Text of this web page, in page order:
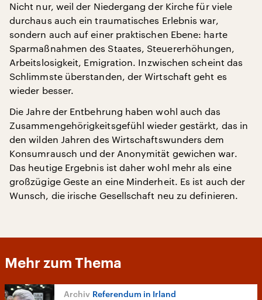
Nicht nur, weil der Niedergang der Kirche für viele
durchaus auch ein traumatisches Erlebnis war,
sondern auch auf einer praktischen Ebene: harte
Sparmaßnahmen des Staates, Steuererhöhungen,
Arbeitslosigkeit, Emigration. Inzwischen scheint das
Schlimmste überstanden, der Wirtschaft geht es
wieder besser.
Die Jahre der Entbehrung haben wohl auch das
Zusammengehörigkeitsgefühl wieder gestärkt, das in
den wilden Jahren des Wirtschaftswunders dem
Konsumrausch und der Anonymität gewichen war.
Das heutige Ergebnis ist daher wohl mehr als eine
großzügige Geste an eine Minderheit. Es ist auch der
Wunsch, die irische Gesellschaft neu zu definieren.
Mehr zum Thema
Referendum in Irland